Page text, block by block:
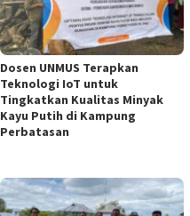
Dosen UNMUS Terapkan
Teknologi IoT untuk
Tingkatkan Kualitas Minyak
Kayu Putih di Kampung
Perbatasan